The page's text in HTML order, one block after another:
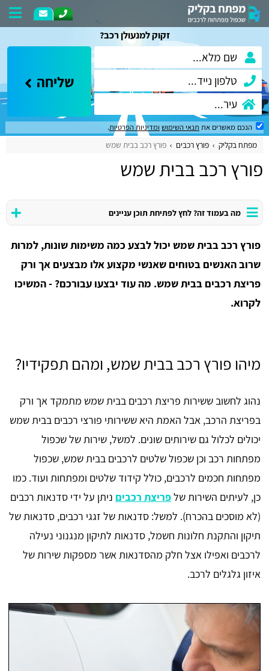
זקוק למנעולן רכב?
שליחה
הנכם מאשרים את תנאי השימוש ומדיניות הפרטיות.
מפתח בקליק פורץ רכבים פורץ רכב בבית שמש
פורץ רכב בבית שמש
מה בעמוד זה? לחץ לפתיחת תוכן עניינים
פורץ רכב בבית שמש יכול לבצע כמה משימות שונות, למרות
שרוב האנשים בטוחים שאנשי מקצוע אלו מבצעים אך ורק
פריצת רכבים בבית שמש. מה עוד יבצעו עבורכם? - המשיכו
לקרוא.
מיהו פורץ רכב בבית שמש, ומהם תפקידיו?
נהוג לחשוב ששירות פריצת רכבים בבית שמש מתמקד אך ורק
בפריצת הרכב, אבל האמת היא ששירותי פורצי רכבים בבית שמש
יכולים לכלול גם שירותים שונים. למשל, שירות של שכפול
מפתחות רכב וכן שכפול שלטים לרכבים בבית שמש, שכפול
מפתחות חכמים לרכבים, כולל קידוד שלטים ומפתחות ועוד. כמו
כן, לעיתים השירות שלפריצת רכבים ניתן על ידי סדנאות רכבים
(לא מוסכים בהכרח). למשל: סדנאות של זגגי רכבים, סדנאות של
תיקון והתקנת חלונות חשמל, סדנאות לתיקון מנגנוני נעילה
לרכבים ואפילו אצל חלק מהסדנאות אשר מספקות שירות של
איזון גלגלים לרכב.